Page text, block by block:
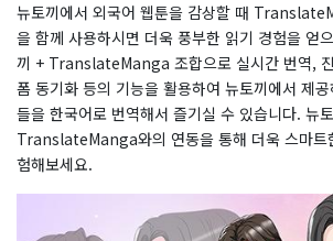
뉴토끼에서 외국어 웹툰을 감상할 때
을 함께 사용하시면 더욱 풍부한 읽기 경험을 얻
끼 + TranslateManga 조합으로 실시간 번역,
폼 동기화 등의 기능을 활용하여 뉴토끼에서 제
들을 한국어로 번역해서 즐기실 수 있습니다. 뉴
TranslateManga와의 연동을 통해 더욱 스마트
험해보세요.